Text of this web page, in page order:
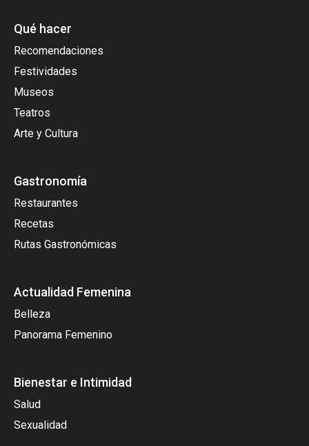
Qué hacer
Recomendaciones
Festividades
Museos
Teatros
Arte y Cultura
Gastronomía
Restaurantes
Recetas
Rutas Gastronómicas
Actualidad Femenina
Belleza
Panorama Femenino
Bienestar e Intimidad
Salud
Sexualidad